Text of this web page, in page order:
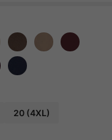
20(4XL)